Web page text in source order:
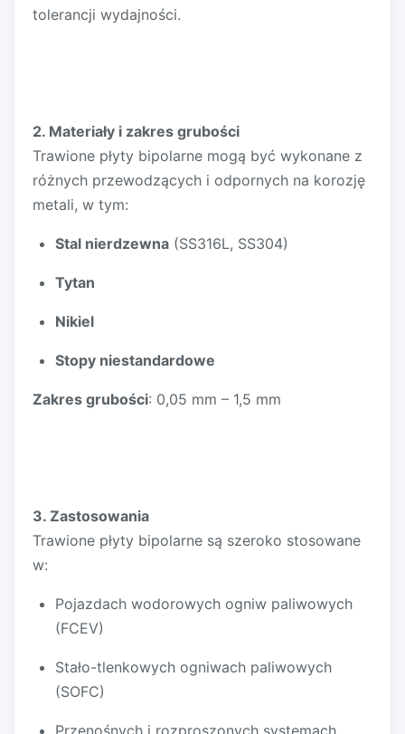
tolerancji wydajności.
2. Materiały i zakres grubości
Trawione płyty bipolarne mogą być wykonane z
różnych przewodzących i odpornych na korozję
metali, w tym:
Stal nierdzewna (SS316L, SS304)
Tytan
Nikiel
Stopy niestandardowe
Zakres grubości: 0,05 mm – 1,5 mm
3. Zastosowania
Trawione płyty bipolarne są szeroko stosowane
w:
Pojazdach wodorowych ogniw paliwowych
(FCEV)
Stało-tlenkowych ogniwach paliwowych
(SOFC)
Przenośnych i rozproszonych systemach